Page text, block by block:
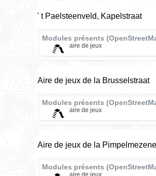
' t Paelsteenveld, Kapelstraat
Modules présents
aire de jeux
Aire de jeux de la Brusselstraat
Modules présents
aire de jeux
Aire de jeux de la
Modules présents